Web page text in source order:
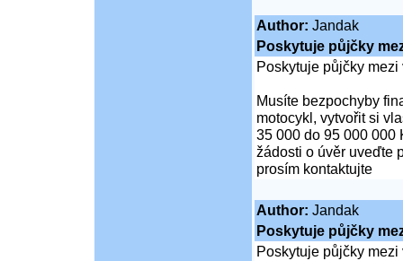
Author: Jandak
Poskytuje půjčky
Poskytuje půjčky
Musíte bezpochyby
motocykl, vytvořit si
35 000 do 95 000 000
žádosti o úvěr uveďte
prosím kontaktujte
Author: Jandak
Poskytuje půjčky
Poskytuje půjčky